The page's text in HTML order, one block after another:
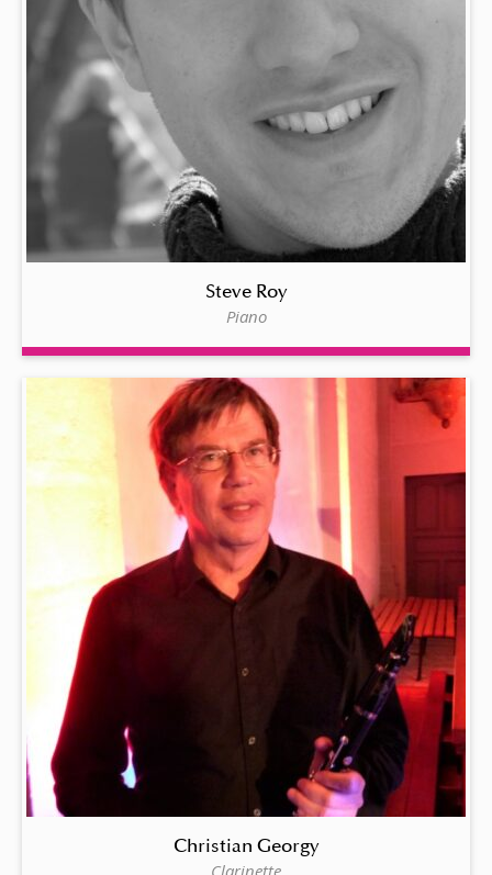
Steve Roy
Piano
Christian Georgy
Clarinette